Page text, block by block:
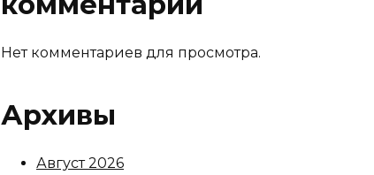
Нет комментариев для просмотра.
Архивы
Август 2026